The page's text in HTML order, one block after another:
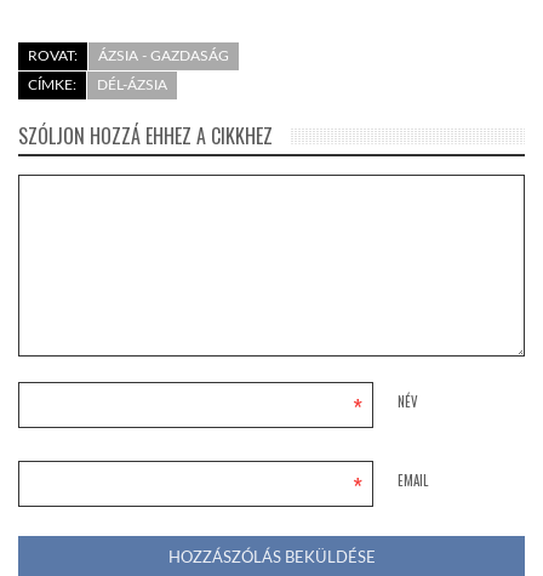
ROVAT:
ÁZSIA - GAZDASÁG
CÍMKE:
DÉL-ÁZSIA
SZÓLJON HOZZÁ EHHEZ A CIKKHEZ
NÉV
*
EMAIL
*